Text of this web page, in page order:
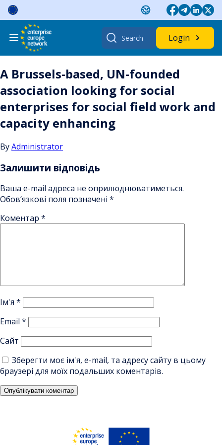
Skip
content
Search
for:
Login
A Brussels-based, UN-founded
association looking for social
enterprises for social field work and
capacity enhancing
ByAdministrator
Залишити відповідь
Ваша e-mail адреса не оприлюднюватиметься.
Обов’язкові поля позначені *
Коментар *
Ім'я *
Email *
Сайт
Зберегти моє ім'я, e-mail, та адресу сайту в цьому
браузері для моїх подальших коментарів.